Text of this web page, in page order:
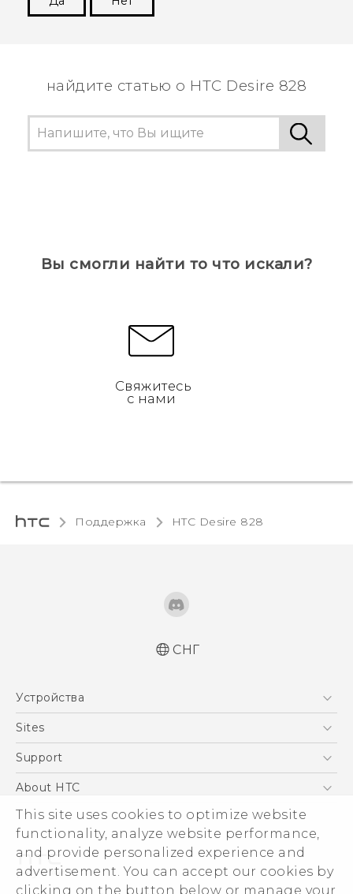
This site uses cookies to optimize website
functionality, analyze website performance,
and provide personalized experience and
advertisement. You can accept our cookies by
clicking on the button below or manage your
найдите статью о HTC Desire 828
Вы смогли найти то что искали?
Свяжитесь
с нами
Поддержка HTC Desire 828‎
Русский - Руководство пользователя
Русский - Руководство по безопасности и
соответствию стандартам
Қазақ - жұмысты бастау нұсқаулығы
Қазақ - Пайдаланушы нұсқаулығы
ақпараты
СНГ
Устройства
5G
EXODUS
VIVE
Sites
HTC Dev
Support
ПОДДЕРЖКА
About HTC
ESG
Инвестирование
Политика конфиденциальности
Безопасность продуктов